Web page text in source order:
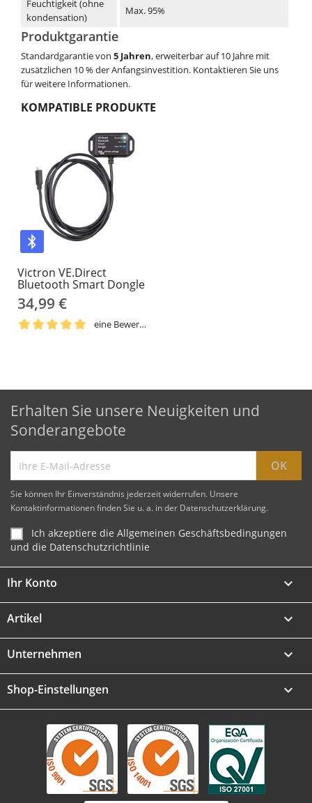
Feuchtigkeit (ohne
kondensation)
Max. 95%
Produktgarantie
Standardgarantie von 5 Jahren, erweiterbar auf 10 Jahre mit
zusätzlichen 10 % der Anfangsinvestition. Kontaktieren Sie uns
für weitere Informationen.
KOMPATIBLE PRODUKTE
Victron VE.Direct
Bluetooth Smart Dongle
34,99 €
eine Bewertung
Erhalten Sie unsere Neuigkeiten und
Sonderangebote
Sie können Ihr Einverständnis jederzeit widerrufen. Unsere
Kontaktinformationen finden Sie u. a. in der Datenschutzerklärung.
Ich akzeptiere die Allgemeinen Geschäftsbedingungen
und die Datenschutzrichtlinie
Ihr Konto 
Artikel 
Unternehmen 
Shop-Einstellungen keyboard_arrow_down